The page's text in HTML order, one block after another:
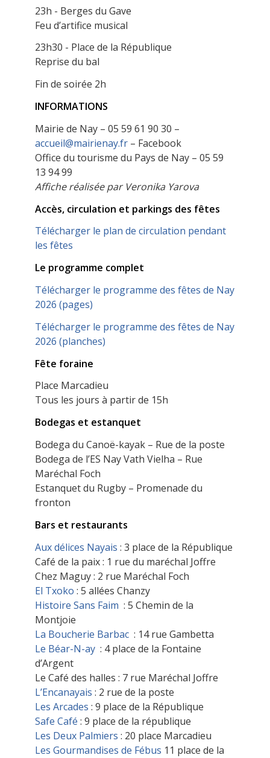
23h - Berges du Gave
Feu d’artifice musical
23h30 - Place de la République
Reprise du bal
Fin de soirée 2h
INFORMATIONS
Mairie de Nay – 05 59 61 90 30 –
accueil@mairienay.fr– Facebook
Office du tourisme du Pays de Nay – 05 59
13 94 99
Affiche réalisée par Veronika Yarova
Accès, circulation et parkings des fêtes
Télécharger le plan de circulation pendant
les fêtes
Le programme complet
Télécharger le programme des fêtes de Nay
2026 (pages)
Télécharger le programme des fêtes de Nay
2026 (planches)
Fête foraine
Place Marcadieu
Tous les jours à partir de 15h
Bodegas et estanquet
Bodega du Canoë-kayak – Rue de la poste
Bodega de l’ES Nay Vath Vielha – Rue
Maréchal Foch
Estanquet du Rugby – Promenade du
fronton
Bars et restaurants
Aux délices Nayais : 3 place de la République
Café de la paix : 1 rue du maréchal Joffre
Chez Maguy : 2 rue Maréchal Foch
El Txoko : 5 allées Chanzy
Histoire Sans Faim : 5 Chemin de la
Montjoie
La Boucherie Barbac: 14 rue Gambetta
Le Béar-N-ay: 4 place de la Fontaine
d’Argent
Le Café des halles : 7 rue Maréchal Joffre
L’Encanayais : 2 rue de la poste
Les Arcades : 9 place de la République
Safe Café : 9 place de la république
Les Deux Palmiers : 20 place Marcadieu
Les Gourmandises de Fébus 11 place de la